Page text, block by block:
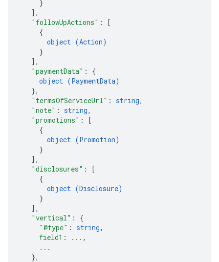
}
] ,
"followUpActions" :
[
{
object (Action)
}
] ,
"paymentData" : {
object (PaymentData)
},
"termsOfServiceUrl" : string,
"note" : string,
"promotions" :
[
{
object (Promotion)
}
] ,
"disclosures" :
[
{
object (Disclosure)
}
] ,
"vertical" : {
"@type" : string,
field1 : ... ,
...
},